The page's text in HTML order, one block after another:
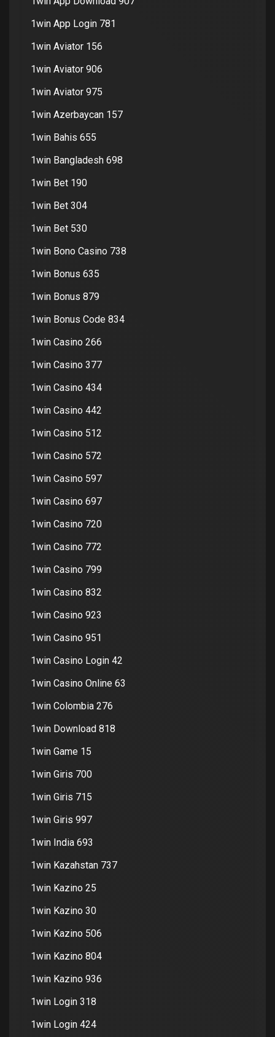
1win App Login 781
1win Aviator 156
1win Aviator 906
1win Aviator 975
1win Azerbaycan 157
1win Bahis 655
1win Bangladesh 698
1win Bet 190
1win Bet 304
1win Bet 530
1win Bono Casino 738
1win Bonus 635
1win Bonus 879
1win Bonus Code 834
1win Casino 266
1win Casino 377
1win Casino 434
1win Casino 442
1win Casino 512
1win Casino 572
1win Casino 597
1win Casino 697
1win Casino 720
1win Casino 772
1win Casino 799
1win Casino 832
1win Casino 923
1win Casino 951
1win Casino Login 42
1win Casino Online 63
1win Colombia 276
1win Download 818
1win Game 15
1win Giris 700
1win Giris 715
1win Giris 997
1win India 693
1win Kazahstan 737
1win Kazino 25
1win Kazino 30
1win Kazino 506
1win Kazino 804
1win Kazino 936
1win Login 318
1win Login 424